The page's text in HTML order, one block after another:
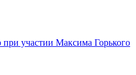
участии Максима Горького